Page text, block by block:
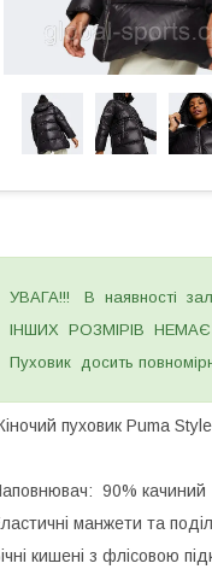
УВАГА!!! В наявності
ІНШИХ РОЗМІРІВ НЕМАЄ
Пуховик досить
пуховик Puma
90% качиний
манжети та
кишені з флісовою